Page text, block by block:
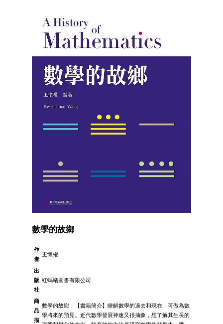
數學的故鄉
作
者
王懷權
出
版
社
紅螞蟻圖書有限公司
商
品
描
數學的故鄉：【書籍簡介】瞭解數學的過去和現在，可做為數
學將來的預見。近代數學發展神速又很抽象，想了解其生長的